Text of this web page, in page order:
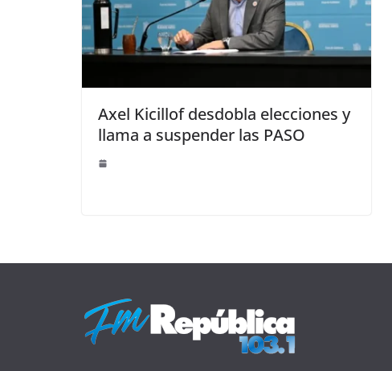
Axel Kicillof desdobla elecciones y
llama a suspender las PASO